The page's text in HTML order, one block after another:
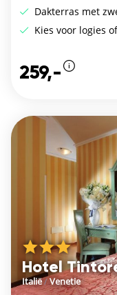
Dakterras met
Kies voor logies
259,-
Hotel
Italië/Venetie